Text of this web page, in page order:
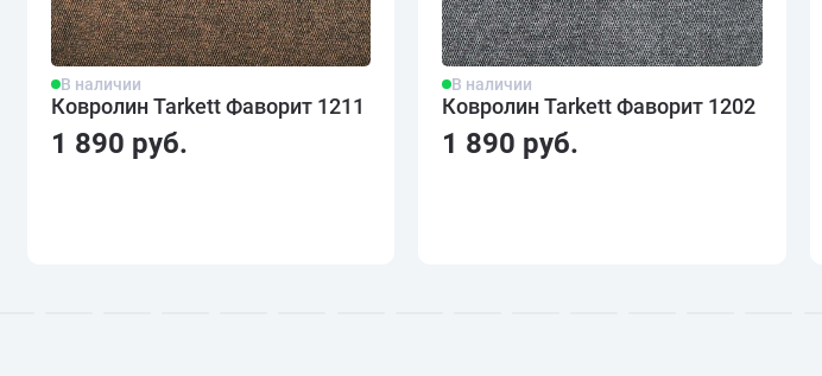
В наличии
Ковролин Tarkett Фаворит 1211
1 890 руб.
В наличии
Ковролин Tarkett Фаворит 1202
1 890 руб.